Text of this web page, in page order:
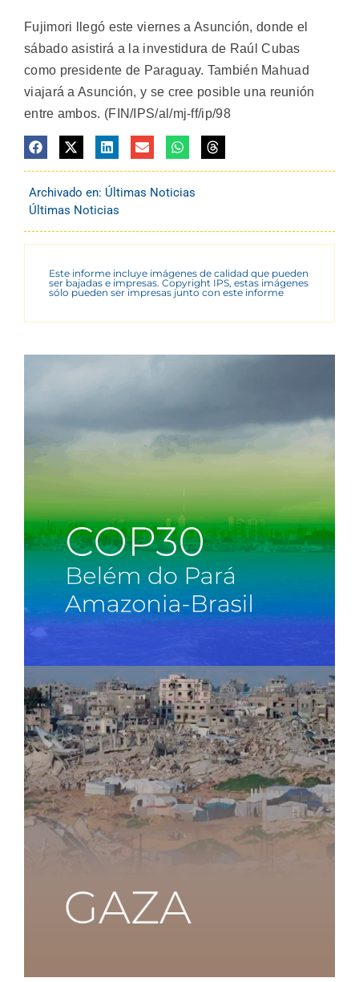
Fujimori llegó este viernes a Asunción, donde el
sábado asistirá a la investidura de Raúl Cubas
como presidente de Paraguay. También Mahuad
viajará a Asunción, y se cree posible una reunión
entre ambos. (FIN/IPS/al/mj-ff/ip/98
Archivado en: Últimas Noticias
Últimas Noticias
Este informe incluye imágenes de calidad que pueden
ser bajadas e impresas. Copyright IPS, estas imágenes
sólo pueden ser impresas junto con este informe